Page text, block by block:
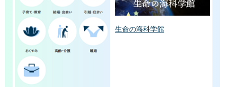
生命の海科学館